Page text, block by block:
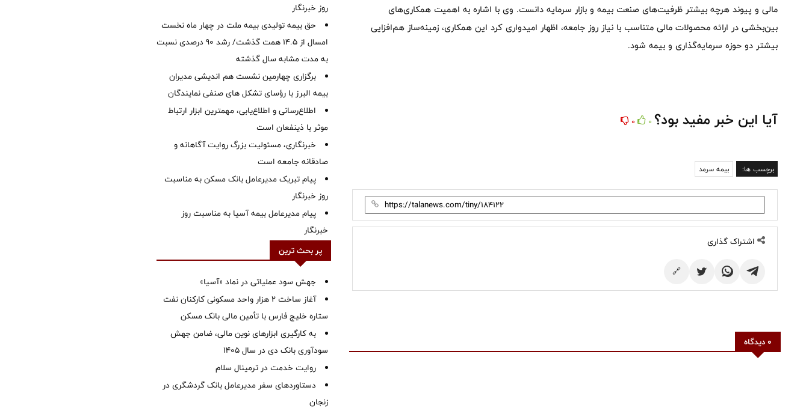
مالی و پیوند هرچه بیشتر ظرفیت‌های صنعت بیمه و بازار سرمایه دانست. وی با اشاره به اهمیت همکاری‌های
بین‌بخشی در ارائه محصولات مالی متناسب با نیاز روز جامعه، اظهار امیدواری کرد این همکاری، زمینه‌ساز هم‌افزایی
بیشتر دو حوزه سرمایه‌گذاری و بیمه شود.
آیا این خبر مفید بود؟ 0
0
برچسب ها: بیمه سرمد
اشتراک گذاری
🔗
0 دیدگاه
روز خبرنگار
حق بیمه تولیدی بیمه ملت در چهار ماه نخست
امسال از 14.5 همت گذشت/ رشد 90 درصدی نسبت
به مدت مشابه سال گذشته
برگزاری چهارمین نشست هم اندیشی مدیران
بیمه البرز با رؤسای تشکل های صنفی نمایندگان
اطلاع‌رسانی و اطلاع‌یابی، مهمترین ابزار ارتباط
موثر با ذینفعان است
خبرنگاری، مسئولیت بزرگ روایت آگاهانه و
صادقانه جامعه است
پیام تبریک مدیرعامل بانک مسکن به مناسبت
روز خبرنگار
پیام مدیرعامل بیمه آسیا به مناسبت روز
خبرنگار
پر بحث ترین
جهش سود عملیاتی در نماد «آسیا»
آغاز ساخت ۲ هزار واحد مسکونی کارکنان نفت
ستاره خلیج فارس با تأمین مالی بانک مسکن
به کارگیری ابزارهای نوین مالی، ضامن جهش
سودآوری بانک دی در سال 1405
روایت خدمت در ترمینال سلام
دستاوردهای سفر مدیرعامل بانک گردشگری در
زنجان